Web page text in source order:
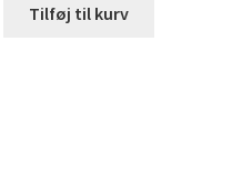
Tilføj til kurv